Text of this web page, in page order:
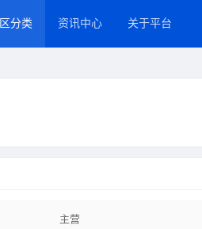
分类 资讯中心 关于平台
主营